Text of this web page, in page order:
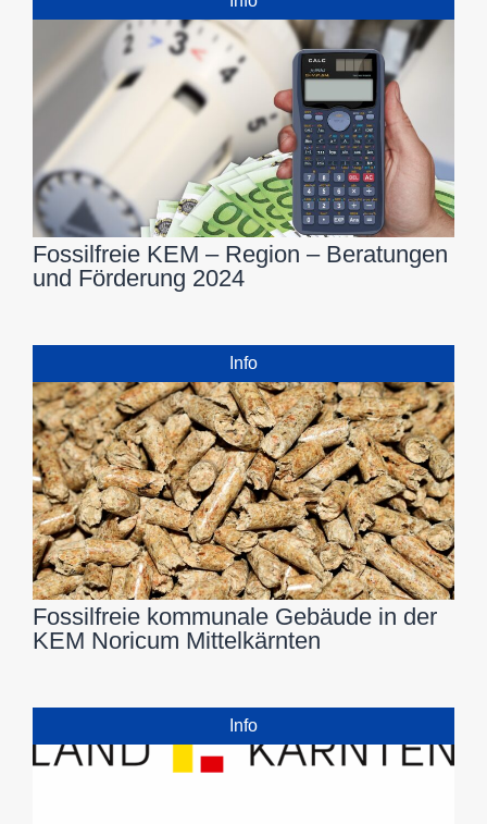
Fossilfreie KEM – Region – Beratungen
und Förderung 2024
Info
Fossilfreie kommunale Gebäude in der
KEM Noricum Mittelkärnten
Info